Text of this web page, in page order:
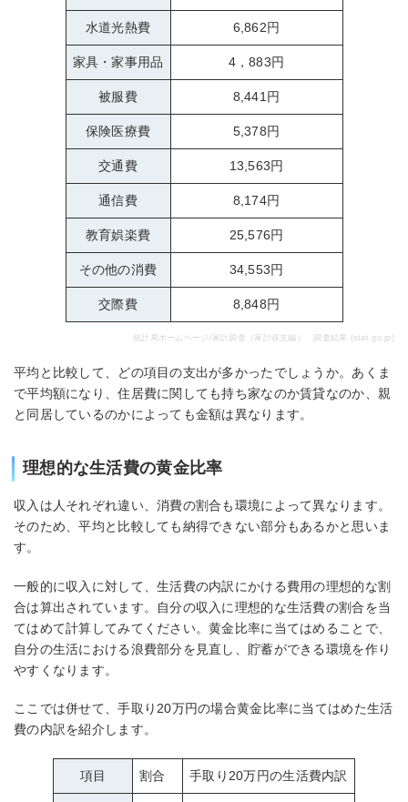
水道光熱費 6,862円
家具・家事用品 4，883円
被服費 8,441円
保険医療費 5,378円
交通費 13,563円
通信費 8,174円
教育娯楽費 25,576円
その他の消費 34,553円
交際費 8,848円
統計局ホームページ/家計調査（家計収支編） 調査結果 (stat.go.jp)
平均と比較して、どの項目の支出が多かったでしょうか。あくま
で平均額になり、住居費に関しても持ち家なのか賃貸なのか、親
と同居しているのかによっても金額は異なります。
理想的な生活費の黄金比率
収入は人それぞれ違い、消費の割合も環境によって異なります。
そのため、平均と比較しても納得できない部分もあるかと思いま
す。
一般的に収入に対して、生活費の内訳にかける費用の理想的な割
合は算出されています。自分の収入に理想的な生活費の割合を当
てはめて計算してみてください。黄金比率に当てはめることで、
自分の生活における浪費部分を見直し、貯蓄ができる環境を作り
やすくなります。
ここでは併せて、手取り20万円の場合黄金比率に当てはめた生活
費の内訳を紹介します。
項目 割合 手取り20万円の生活費内訳